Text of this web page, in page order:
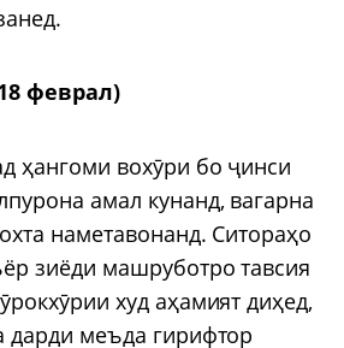
феврал)
ҳангоми вохӯри бо ҷинси
амал кунанд, вагарна
наметавонанд. Ситораҳо
зиёди машруботро тавсия
худ аҳамият диҳед,
дарди меъда гирифтор